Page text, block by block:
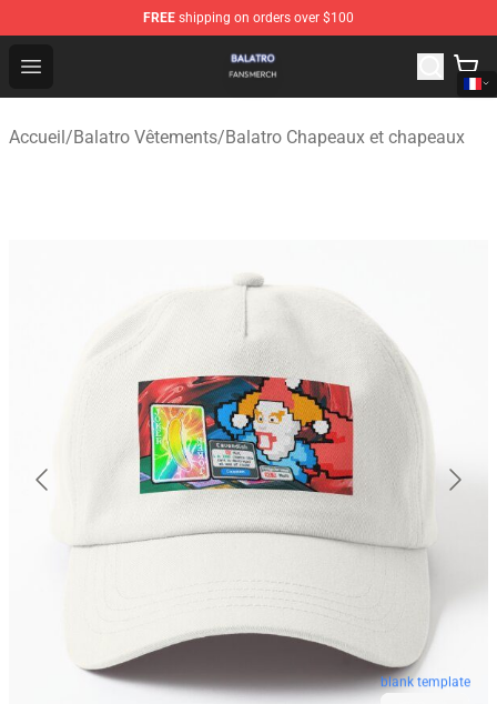
FREE shipping on orders over $100
Open menu
Balatro Shop - Official Balatro Merchandise Store
Accueil/Balatro Vêtements/Balatro Chapeaux et chapeaux
blank template